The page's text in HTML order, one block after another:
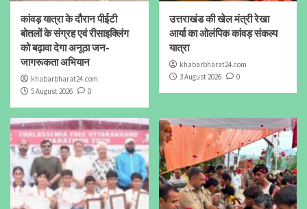
कांवड़ यात्रा के दौरान पीईटी
बोतलों के संग्रह एवं रीसाइक्लिंग
को बढ़ावा देगा अनूठा जन-
जागरूकता अभियान
khabarbharat24.com
5 August 2026
0
उत्तराखंड की खेल मंत्री रेखा
आर्या का ओलंपिक कांवड़ संकल्प
यात्रा
khabarbharat24.com
3 August 2026
0